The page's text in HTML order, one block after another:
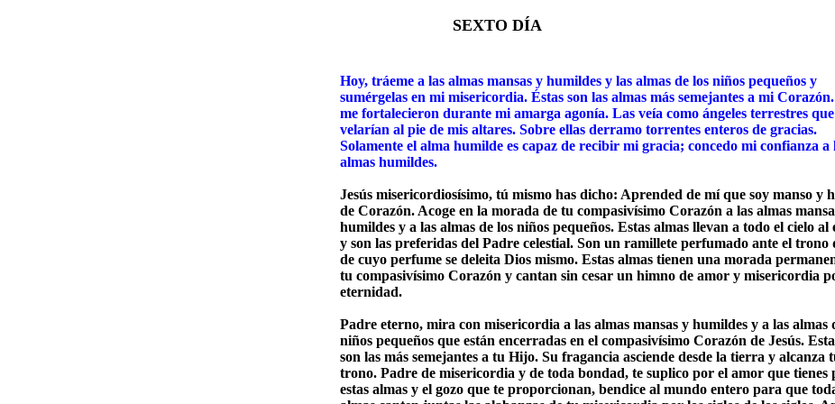
SEXTO DÍA
Hoy, tráeme a las almas mansas y humildes y las almas de los niños pequeños y
sumérgelas en mi misericordia. Éstas son las almas más semejantes a mi
me fortalecieron durante mi amarga agonía. Las veía como ángeles terrestres que
velarían al pie de mis altares. Sobre ellas derramo torrentes enteros de gracias.
Solamente el alma humilde es capaz de recibir mi gracia; concedo mi confianza a
almas humildes.
Jesús misericordiosísimo, tú mismo has dicho: Aprended de mí que soy manso y
de Corazón. Acoge en la morada de tu compasivísimo Corazón a las almas
humildes y a las almas de los niños pequeños. Estas almas llevan a todo el cielo al
y son las preferidas del Padre celestial. Son un ramillete perfumado ante el trono
de cuyo perfume se deleita Dios mismo. Estas almas tienen una morada
tu compasivísimo Corazón y cantan sin cesar un himno de amor y misericordia
eternidad.
Padre eterno, mira con misericordia a las almas mansas y humildes y a las almas
niños pequeños que están encerradas en el compasivísimo Corazón de Jesús.
son las más semejantes a tu Hijo. Su fragancia asciende desde la tierra y alcanza
trono. Padre de misericordia y de toda bondad, te suplico por el amor que tienes
estas almas y el gozo que te proporcionan, bendice al mundo entero para que